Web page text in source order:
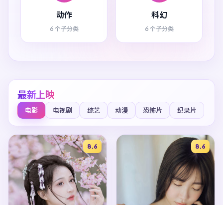
动作
6 个子分类
科幻
6 个子分类
最新上映
电影 电视剧 综艺 动漫 恐怖片 纪录片
8.6 8.6